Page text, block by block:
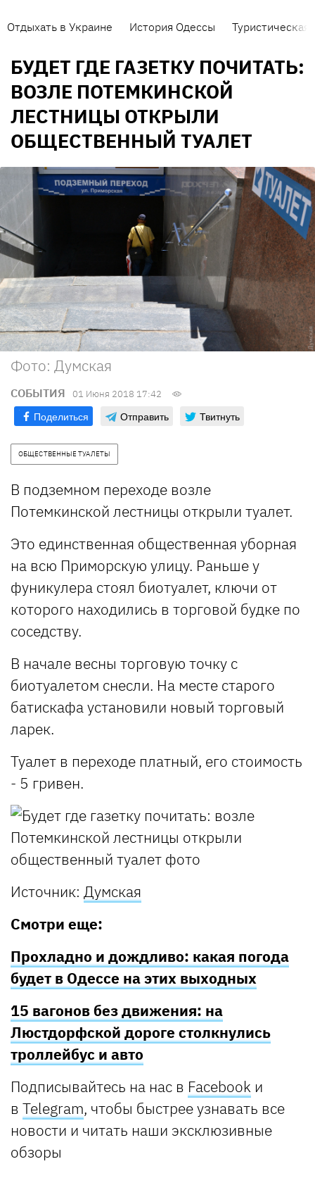
Отдыхать в Украине История Одессы Туристическая
БУДЕТ ГДЕ ГАЗЕТКУ ПОЧИТАТЬ:
ВОЗЛЕ ПОТЕМКИНСКОЙ
ЛЕСТНИЦЫ ОТКРЫЛИ
ОБЩЕСТВЕННЫЙ ТУАЛЕТ
Фото: Думская
СОБЫТИЯ 01 Июня 2018 17:42
Поделиться Отправить Твитнуть
ОБЩЕСТВЕННЫЕ ТУАЛЕТЫ
В подземном переходе возле
Потемкинской лестницы открыли туалет.
Это единственная общественная уборная
на всю Приморскую улицу. Раньше у
фуникулера стоял биотуалет, ключи от
которого находились в торговой будке по
соседству.
В начале весны торговую точку с
биотуалетом снесли. На месте старого
батискафа установили новый торговый
ларек.
Туалет в переходе платный, его стоимость
- 5 гривен.
Источник: Думская
Смотри еще:
Прохладно и дождливо: какая погода
будет в Одессе на этих выходных
15 вагонов без движения: на
Люстдорфской дороге столкнулись
троллейбус и авто
Подписывайтесь на нас в Facebook и
в Telegram, чтобы быстрее узнавать все
новости и читать наши эксклюзивные
обзоры